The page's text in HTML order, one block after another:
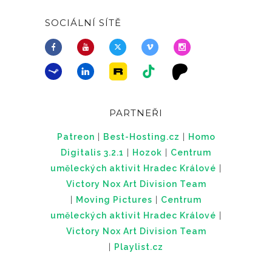
SOCIÁLNÍ SÍTĚ
PARTNEŘI
Patreon Best-Hosting.cz
Homo
Digitalis 3.2.1
Hozok
Centrum
uměleckých aktivit Hradec Králové
Victory Nox Art Division Team
Moving Pictures
Centrum
uměleckých aktivit Hradec Králové
Victory Nox Art Division Team
Playlist.cz